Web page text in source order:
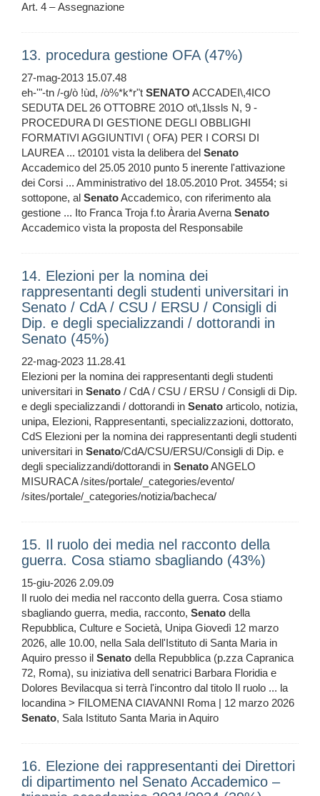
Art. 4 – Assegnazione
13. procedura gestione OFA (47%)
27-mag-2013 15.07.48
eh-'"-tn /-g/ò !ùd, /ò%*k*r"t SENATO ACCADEI\,4ICO
SEDUTA DEL 26 OTTOBRE 201O ot\,1lssls N, 9 -
PROCEDURA DI GESTIONE DEGLI OBBLIGHI
FORMATIVI AGGIUNTIVI ( OFA) PER I CORSI DI
LAUREA ... t20101 vista la delibera del Senato
Accademico del 25.05 2010 punto 5 inerente l'attivazione
dei Corsi ... Amministrativo del 18.05.2010 Prot. 34554; si
sottopone, al SenatoAccademico, con riferimento ala
gestione ... Ito Franca Troja f.to Àraria AvernaSenato
Accademico vìsta la proposta del Responsabile
14. Elezioni per la nomina dei
rappresentanti degli studenti universitari in
Senato / CdA / CSU / ERSU / Consigli di
Dip. e degli specializzandi / dottorandi in
Senato (45%)
22-mag-2023 11.28.41
Elezioni per la nomina dei rappresentanti degli studenti
universitari in Senato / CdA / CSU / ERSU / Consigli di Dip.
e degli specializzandi / dottorandi in Senato articolo, notizia,
unipa, Elezioni, Rappresentanti, specializzazioni, dottorato,
CdS Elezioni per la nomina dei rappresentanti degli studenti
universitari in Senato/CdA/CSU/ERSU/Consigli di Dip. e
degli specializzandi/dottorandi in SenatoANGELO
MISURACA /sites/portale/_categories/evento/
/sites/portale/_categories/notizia/bacheca/
15. Il ruolo dei media nel racconto della
guerra. Cosa stiamo sbagliando (43%)
15-giu-2026 2.09.09
Il ruolo dei media nel racconto della guerra. Cosa stiamo
sbagliando guerra, media, racconto, Senato della
Repubblica, Culture e Società, Unipa Giovedì 12 marzo
2026, alle 10.00, nella Sala dell'Istituto di Santa Maria in
Aquiro presso il Senato della Repubblica (p.zza Capranica
72, Roma), su iniziativa dell senatrici Barbara Floridia e
Dolores Bevilacqua si terrà l'incontro dal titolo Il ruolo ... la
locandina > FILOMENA CIAVANNI Roma | 12 marzo 2026
Senato, Sala Istituto Santa Maria in Aquiro
16. Elezione dei rappresentanti dei Direttori
di dipartimento nel Senato Accademico –